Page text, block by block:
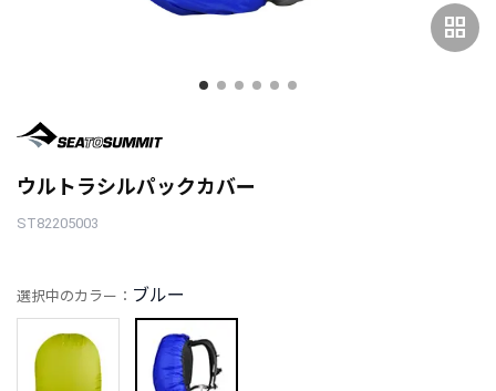
grid_view
ウルトラシルパックカバー
ST82205003
選択中のカラー： ブルー